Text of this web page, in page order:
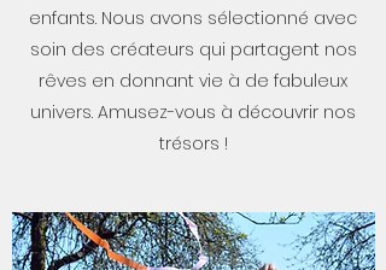
enfants. Nous avons sélectionné avec
soin des créateurs qui partagent nos
rêves en donnant vie à de fabuleux
univers. Amusez-vous à découvrir nos
trésors !